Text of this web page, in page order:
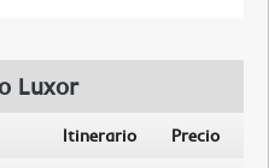
Luxor
Itinerario Precio